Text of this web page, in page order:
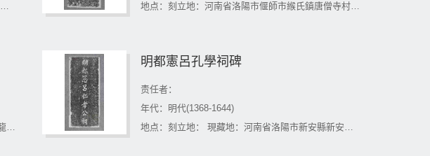
地点：刻立地：河南省洛陽市新安縣鐵門鎮洞真觀 現藏地：河南省洛陽市新安縣鐵門鎮洞真觀
地点：刻立地：河南省洛陽市偃師市緱氏鎮唐僧寺村 現藏地：河南省洛陽市偃師市緱氏鎮唐僧寺村
地点：刻立地：河南省洛陽市市轄區高新區辛店鎮龍潭寺 現藏地：河南省洛陽市市轄區高新區辛店鎮龍潭寺
明都憲呂孔學祠碑
责任者：
年代：明代(1368-1644)
地点：刻立地： 現藏地：河南省洛陽市新安縣新安縣博物館